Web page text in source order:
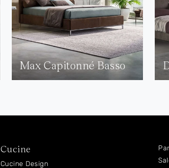
Max Capitonné Basso
Cucine
Cucine Design